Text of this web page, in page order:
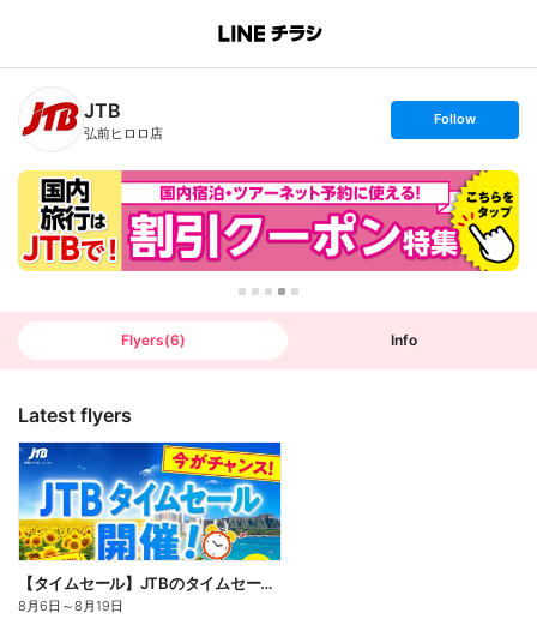
B
n
h
T
JTB
弘前ヒロロ店
s
t
o
l
o
w
Follow
Flyers(6) Info
Latest flyers
【タイムセール】JTBのタイムセール開催中!国内も海外も♪期間限定なのでお見逃しなく!
8月6日 ～8月19日